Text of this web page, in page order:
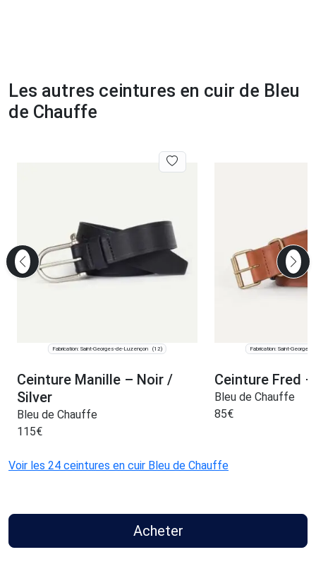
Les autres ceintures en cuir de Bleu
de Chauffe
Fabrication: Saint-Georges-de-Luzençon (12)
Ceinture Manille – Noir /
Silver
Bleu de Chauffe
115€
Fabrication: Saint-
Ceinture Fred
Bleu de Chauffe
85€
Voir les 24 ceintures en cuir Bleu de Chauffe
Acheter